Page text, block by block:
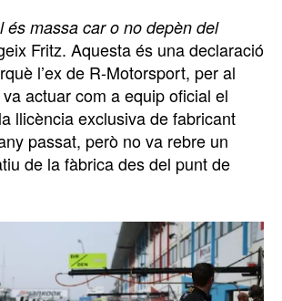
és massa car o no depèn del
Fritz. Aquesta és una declaració
l’ex de R-Motorsport, per al
va actuar com a equip oficial el
llicència exclusiva de fabricant
passat, però no va rebre un
de la fàbrica des del punt de